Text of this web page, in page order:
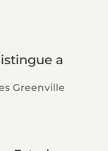
a
Greenville